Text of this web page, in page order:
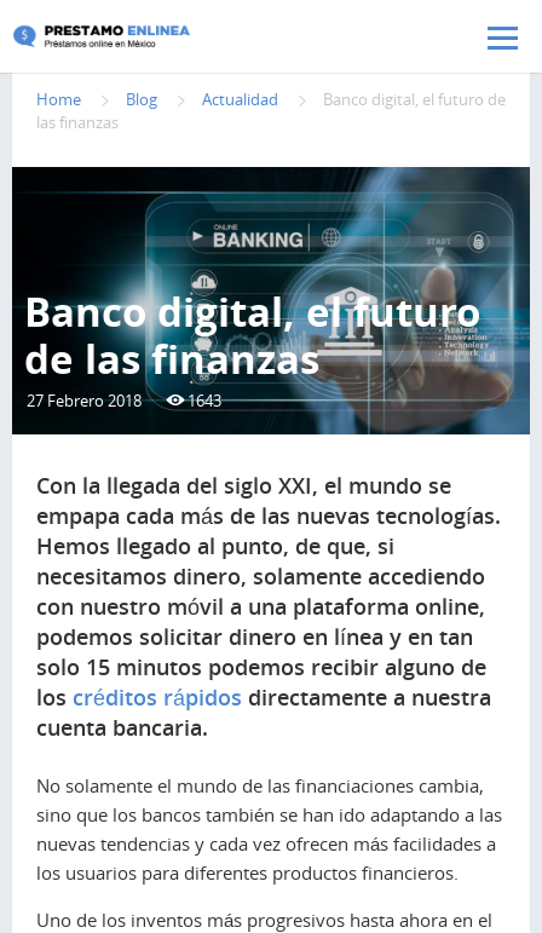
Pasar al contenido principal
Home Blog Actualidad
Banco digital, el futuro de
las finanzas
Banco digital, el futuro
de las finanzas
27 Febrero 2018 1643
Con la llegada del siglo XXI, el mundo se
empapa cada más de las nuevas tecnologías.
Hemos llegado al punto, de que, si
necesitamos dinero, solamente accediendo
con nuestro móvil a una plataforma online,
podemos solicitar dinero en línea y en tan
solo 15 minutos podemos recibir alguno de
los créditos rápidos directamente a nuestra
cuenta bancaria.
No solamente el mundo de las financiaciones cambia,
sino que los bancos también se han ido adaptando a las
nuevas tendencias y cada vez ofrecen más facilidades a
los usuarios para diferentes productos financieros.
Uno de los inventos más progresivos hasta ahora en el